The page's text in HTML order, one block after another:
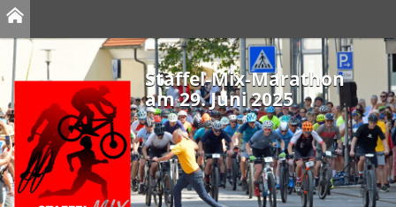
Staffel-Mix-Marathon
am 29. Juni 2025